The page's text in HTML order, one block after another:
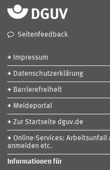
Seitenfeedback
Impressum
Datenschutzerklärung
Barrierefreiheit
Meldeportal
Zur Startseite dguv.de
Online-Services: Arbeitsunfall
anmelden etc.
Informationen für